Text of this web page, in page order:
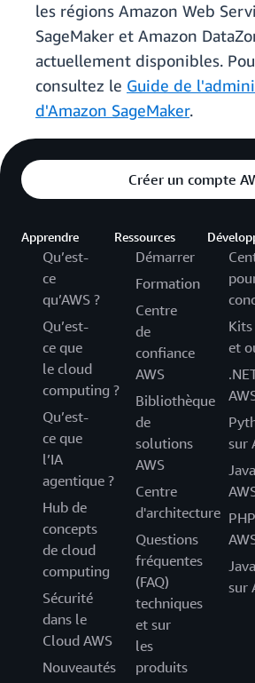
les régions Amazon Web
SageMaker et Amazon
actuellement disponibles.
consultez le Guide de
d'Amazon SageMaker.
Créer un compte
Apprendre
Qu’est-
ce
qu’AWS ?
Qu’est-
ce que
le cloud
computing ?
Qu’est-
ce que
l’IA
agentique ?
Hub de
concepts
de cloud
computing
Sécurité
dans le
Cloud AWS
Nouveautés
Ressources
Démarrer
Formation
Centre
de
confiance
AWS
Bibliothèque
de
solutions
AWS
Centre
d'architecture
Questions
fréquentes
(FAQ)
techniques
et sur
les
produits
Kits
et
sur
sur